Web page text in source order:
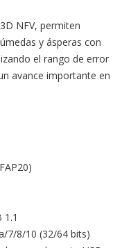
NFV, permiten
y ásperas con
el rango de error
avance importante en
1.1
7/8/10 (32/64 bits)